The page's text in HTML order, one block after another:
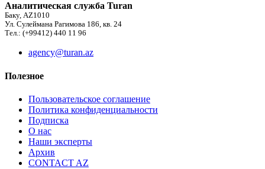
Аналитическая служба Turan
Баку, AZ1010
Ул. Сулеймана Рагимова 186, кв. 24
Тел.: (+99412) 440 11 96
agency@turan.az
Полезное
Пользовательское соглашение
Политика конфиденциальности
Подписка
О нас
Наши эксперты
Архив
CONTACT AZ